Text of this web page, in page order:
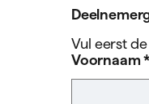
Vul eerst
Voornaam *